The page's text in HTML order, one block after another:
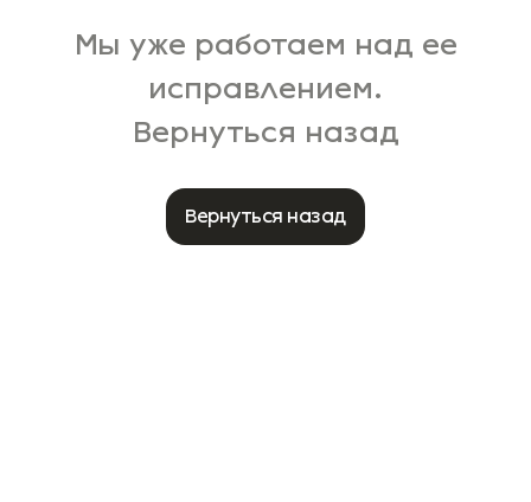
Мы уже работаем над ее
исправлением.
Вернуться назад
Вернуться назад